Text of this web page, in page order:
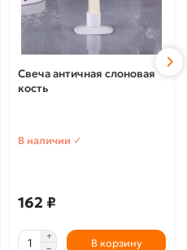
Свеча античная слоновая
кость
В наличии ✓
162 ₽
В корзину